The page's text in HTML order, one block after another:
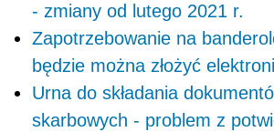
- zmiany od lutego 2021 r.
Zapotrzebowanie na
będzie można złożyć
Urna do składania
skarbowych - problem z